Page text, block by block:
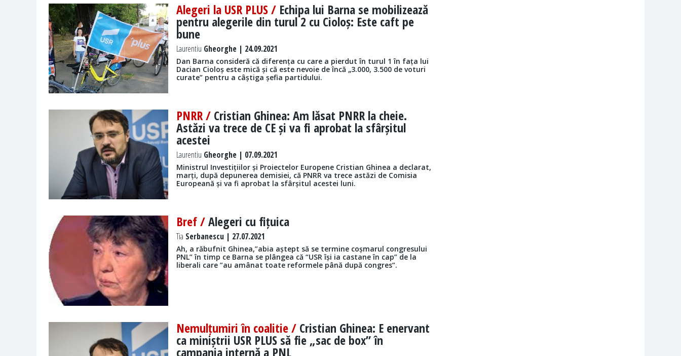
Alegeri la USR PLUS / Echipa lui Barna se mobilizează
pentru alegerile din turul 2 cu Cioloș: Este caft pe
bune
Laurentiu Gheorghe | 24.09.2021
Dan Barna consideră că diferența cu care a pierdut în turul 1 în fața lui
Dacian Cioloș este mică și că este nevoie de încă „3.000, 3.500 de voturi
curate” pentru a câștiga șefia partidului.
PNRR / Cristian Ghinea: Am lăsat PNRR la cheie.
Astăzi va trece de CE și va fi aprobat la sfârșitul
acestei
Laurentiu Gheorghe | 07.09.2021
Ministrul Investițiilor și Proiectelor Europene Cristian Ghinea a declarat,
marți, după depunerea demisiei, că PNRR va trece astăzi de Comisia
Europeană și va fi aprobat la sfârșitul acestei luni.
Bref /Alegeri cu fițuica
Tia Serbanescu | 27.07.2021
Ah, a răbufnit Ghinea,”abia aștept să se termine coșmarul congresului
PNL” în timp ce Barna se plângea că “USR își ia castane în cap” de la
liberali care ”au amânat toate reformele până după congres”.
Nemulțumiri în coalitie / Cristian Ghinea: E enervant
ca miniștrii USR PLUS să fie „sac de box” în
campania internă a PNL